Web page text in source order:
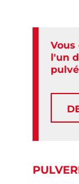
Vous
l'un